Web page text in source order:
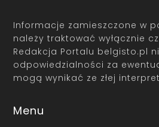
Informacje zamieszczone w
należy traktować wyłącznie
Redakcja Portalu belgisto.pl
odpowiedzialności za
mogą wynikać ze złej
Menu